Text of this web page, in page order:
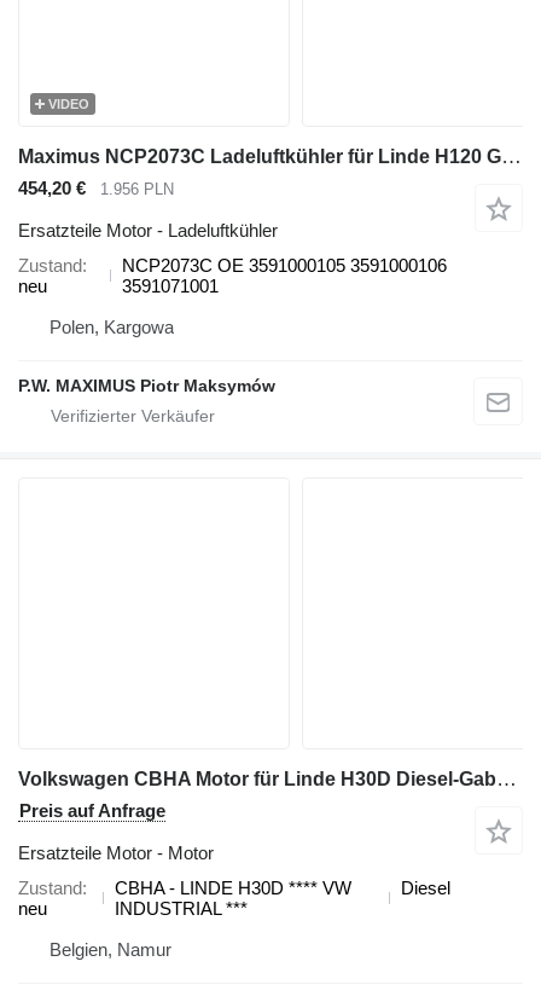
VIDEO
Maximus NCP2073C Ladeluftkühler für Linde H120 Gabelstapler
454,20 € 1.956 PLN
Ersatzteile Motor - Ladeluftkühler
Zustand
neu
NCP2073C OE 3591000105 3591000106
3591071001
Polen, Kargowa
P.W. MAXIMUS Piotr Maksymów
Volkswagen CBHA Motor für Linde H30D Diesel-Gabelstapler
Preis auf Anfrage
Ersatzteile Motor - Motor
Zustand
neu
CBHA - LINDE H30D **** VW
INDUSTRIAL ***
Diesel
Belgien, Namur